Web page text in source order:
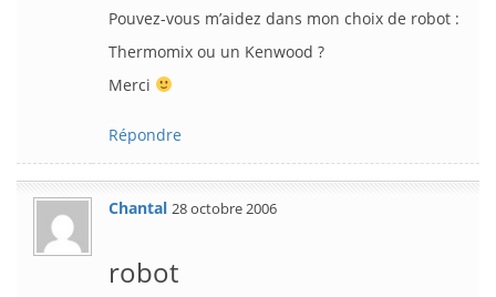
Pouvez-vous m’aidez dans mon choix de robot :
Thermomix ou un Kenwood ?
Merci
Répondre
Chantal 28 octobre 2006
robot